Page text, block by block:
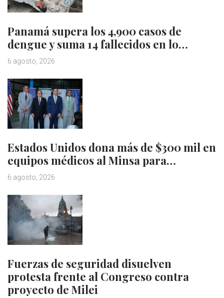
Panamá supera los 4,900 casos de
dengue y suma 14 fallecidos en lo…
6 agosto, 2026
Estados Unidos dona más de $300 mil en
equipos médicos al Minsa para…
6 agosto, 2026
Fuerzas de seguridad disuelven
protesta frente al Congreso contra
proyecto de Milei